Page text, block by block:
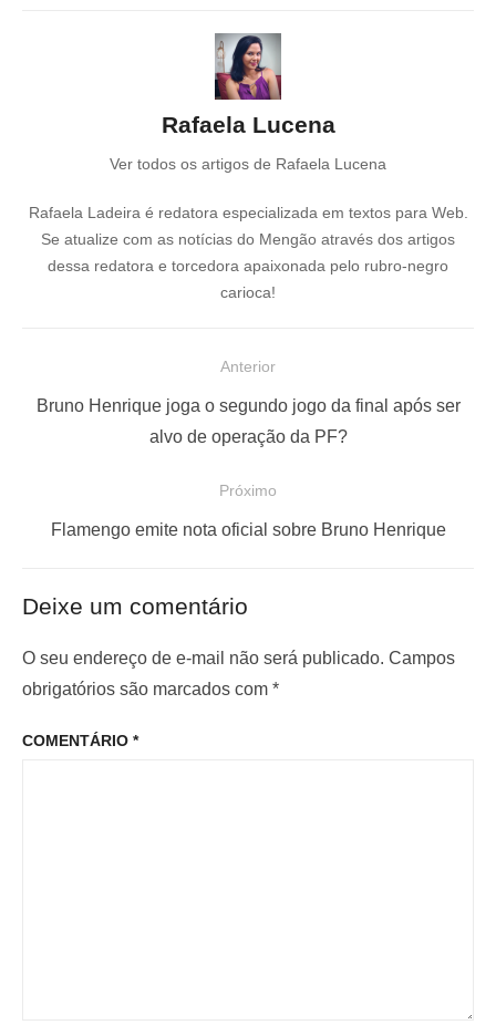
Rafaela Lucena
Ver todos os artigos de Rafaela Lucena
Rafaela Ladeira é redatora especializada em textos para Web.
Se atualize com as notícias do Mengão através dos artigos
dessa redatora e torcedora apaixonada pelo rubro-negro
carioca!
ã
d
e
P
Anterior
P
r
i
r
Bruno Henrique joga o segundo jogo da final após ser
alvo de operação da PF?
Próximo
P
i
m
p
Flamengo emite nota oficial sobre Bruno Henrique
Deixe um comentário
O seu endereço de e-mail não será publicado. Campos
obrigatórios são marcados com *
COMENTÁRIO *